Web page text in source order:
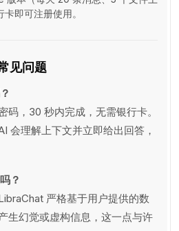
即可注册使用。
见问题
码，30 秒内完成，无需银行卡。
会理解上下文并立即给出回答，
？
严格基于用户提供的数
生幻觉或虚构信息，这一点与许